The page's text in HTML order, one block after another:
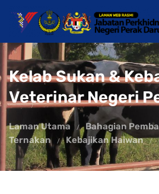
Kelab Sukan &
Veterinar Negeri
Laman Utama
Bahagian
Ternakan
Kebajikan Haiwan